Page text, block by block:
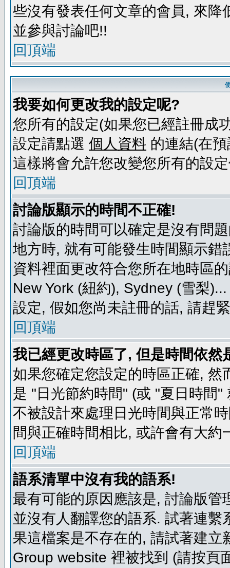
些沒有發表任何文章的會員, 來
並參與討論吧!!
回頂端
我要如何更改我的設定呢?
您所有的設定(如果您已經註冊成
設定請點選 個人資料 的連結(在
這樣將會允許您改變您所有的設
回頂端
討論版顯示的時間不正確!
討論版的時間可以確定是沒有問
地方時, 就有可能發生時間顯示
資料裡面更改符合您所在地時區
New York (紐約), Sydney (雪梨
設定, 假如您尚未註冊的話, 請趕
回頂端
我已經更改時區了, 但是時間依然
如果您確定您設定的時區正確,
是 "日光節約時間" (或 "夏日時間
不被設計來處理日光時間與正常
間與正確時間相比, 或許會有大約
回頂端
語系清單中沒有我的語系!
最有可能的原因應該是, 討論版
並沒有人翻譯您的語系. 試著連
果這檔案是不存在的, 請試著建
Group website 裡被找到 (請按頁